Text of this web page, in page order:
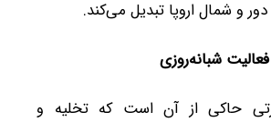
و شمال اروپا تبدیل می‌کند.
شبانه‌روزی
حاکی از آن است که تخلیه و